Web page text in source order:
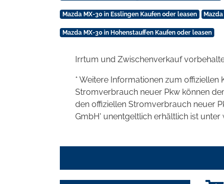
Mazda MX-30 in Esslingen Kaufen oder leasen
Mazda MX-30 in Hohenstauffen Kaufen oder leasen
Irrtum und Zwischenverkauf
* Weitere Informationen zum
Stromverbrauch neuer Pkw können
den offiziellen Stromverbrauch neuer
GmbH' unentgeltlich erhältlich ist unter